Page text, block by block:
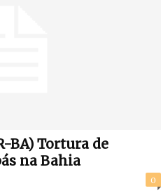
BA) Tortura de
0